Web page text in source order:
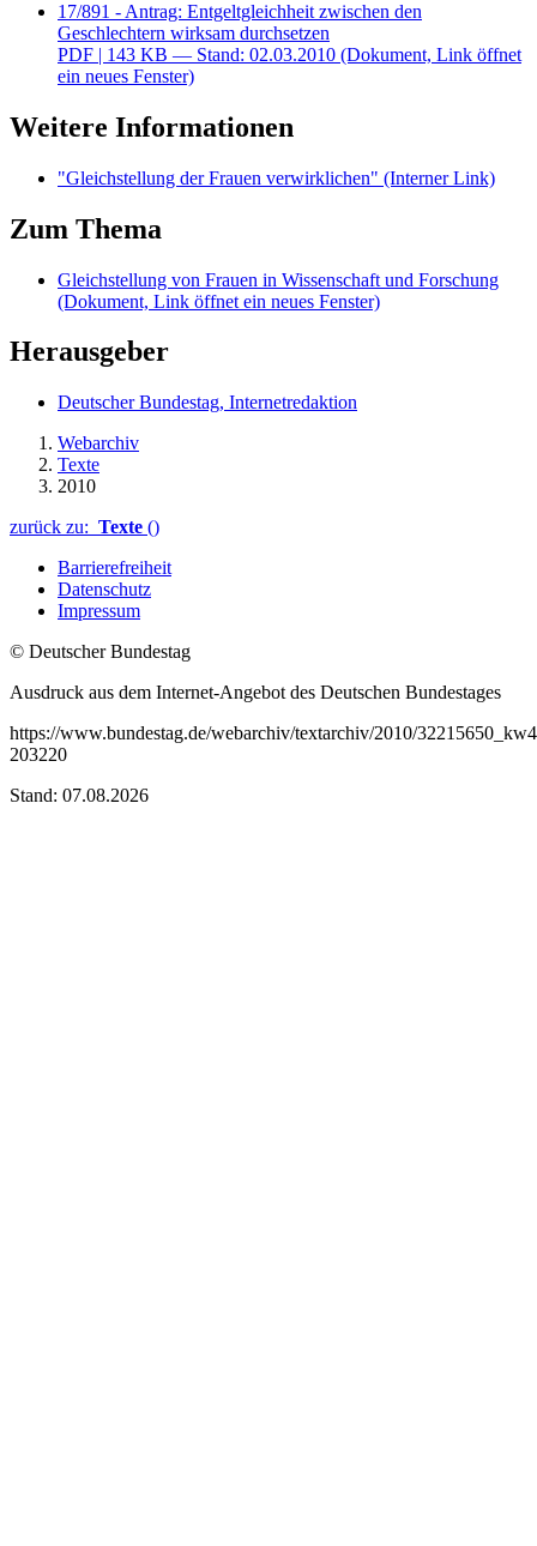
17/891 - Antrag: Entgeltgleichheit zwischen den
Geschlechtern wirksam durchsetzen
PDF | 143 KB — Stand: 02.03.2010 (Dokument, Link öffnet
ein neues Fenster)
Weitere Informationen
"Gleichstellung der Frauen verwirklichen" (Interner Link)
Zum Thema
Gleichstellung von Frauen in Wissenschaft und Forschung
(Dokument, Link öffnet ein neues Fenster)
Herausgeber
Deutscher Bundestag, Internetredaktion
Webarchiv
Texte
2010
zurück zu: Texte ()
Barrierefreiheit
Datenschutz
Impressum
© Deutscher Bundestag
Ausdruck aus dem Internet-Angebot des Deutschen Bundestages
https://www.bundestag.de/webarchiv/textarchiv/2010/
203220
Stand: 07.08.2026